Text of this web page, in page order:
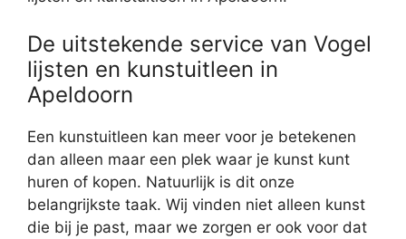
De uitstekende service van Vogel
lijsten en kunstuitleen in
Apeldoorn
Een kunstuitleen kan meer voor je betekenen
dan alleen maar een plek waar je kunst kunt
huren of kopen. Natuurlijk is dit onze
belangrijkste taak. Wij vinden niet alleen kunst
die bij je past, maar we zorgen er ook voor dat